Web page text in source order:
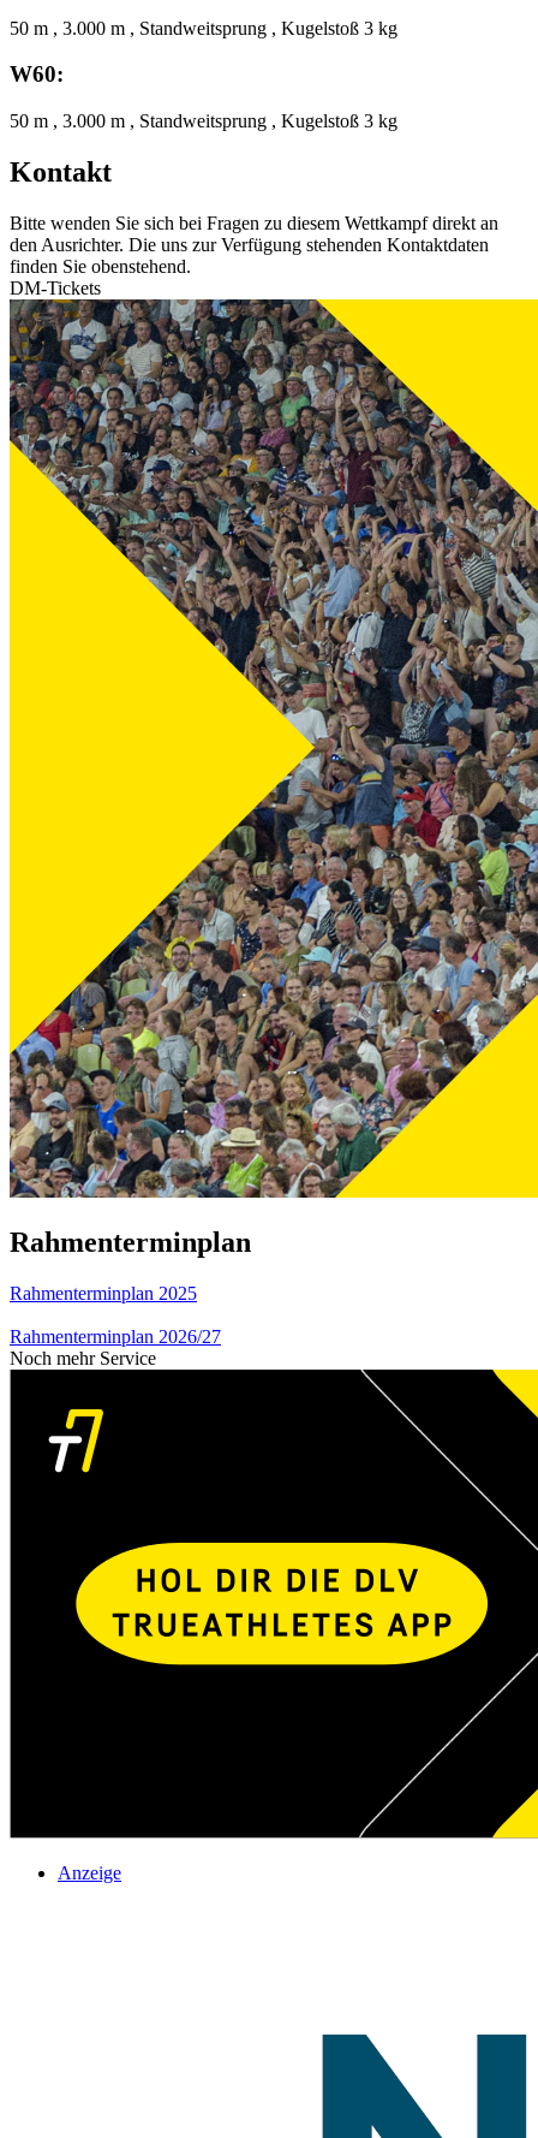
50 m , 3.000 m , Standweitsprung , Kugelstoß 3 kg
W60:
50 m , 3.000 m , Standweitsprung , Kugelstoß 3 kg
Kontakt
Bitte wenden Sie sich bei Fragen zu diesem Wettkampf direkt an
den Ausrichter. Die uns zur Verfügung stehenden Kontaktdaten
finden Sie obenstehend.
DM-Tickets
Rahmenterminplan
Rahmenterminplan 2025
Rahmenterminplan 2026/27
Noch mehr Service
Anzeige